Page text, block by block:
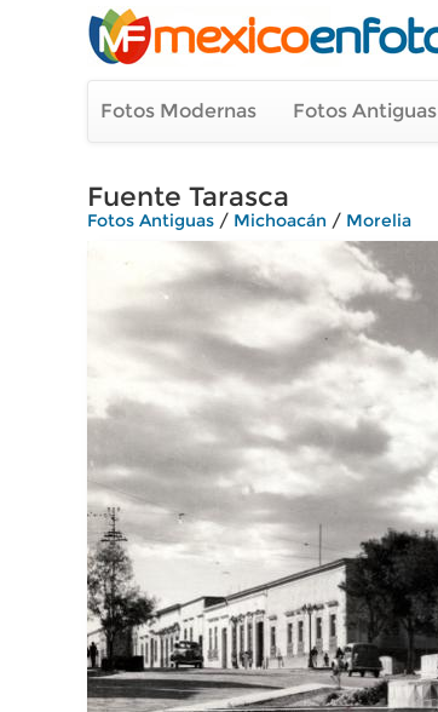
Fotos Modernas Fotos Antiguas
Fuente Tarasca
Fotos Antiguas / Michoacán / Morelia